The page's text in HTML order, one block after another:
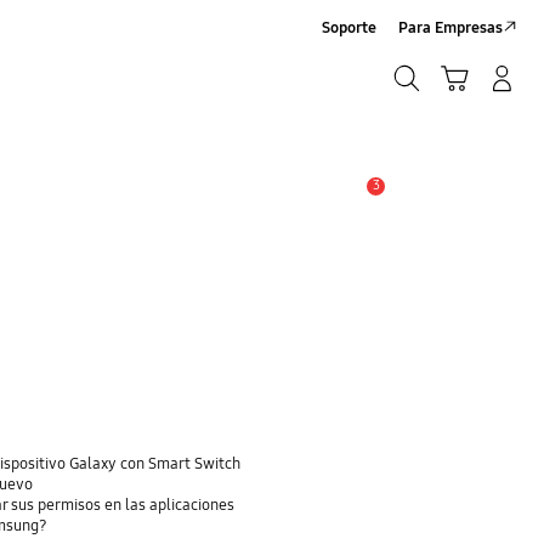
Soporte Para Empresas
3
Galaxy con Smart Switch
sus permisos en las aplicaciones